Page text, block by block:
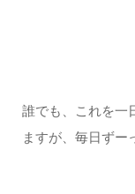
誰でも、これを一
ますが、毎日ずー